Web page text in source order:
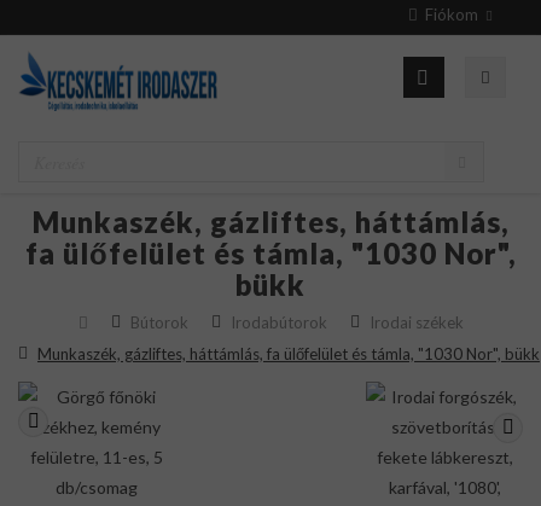
Fiókom
Munkaszék, gázliftes, háttámlás,
fa ülőfelület és támla, "1030 Nor",
bükk
Bútorok Irodabútorok
Irodai székek
Munkaszék, gázliftes, háttámlás, fa ülőfelület és támla, "1030 Nor", bükk